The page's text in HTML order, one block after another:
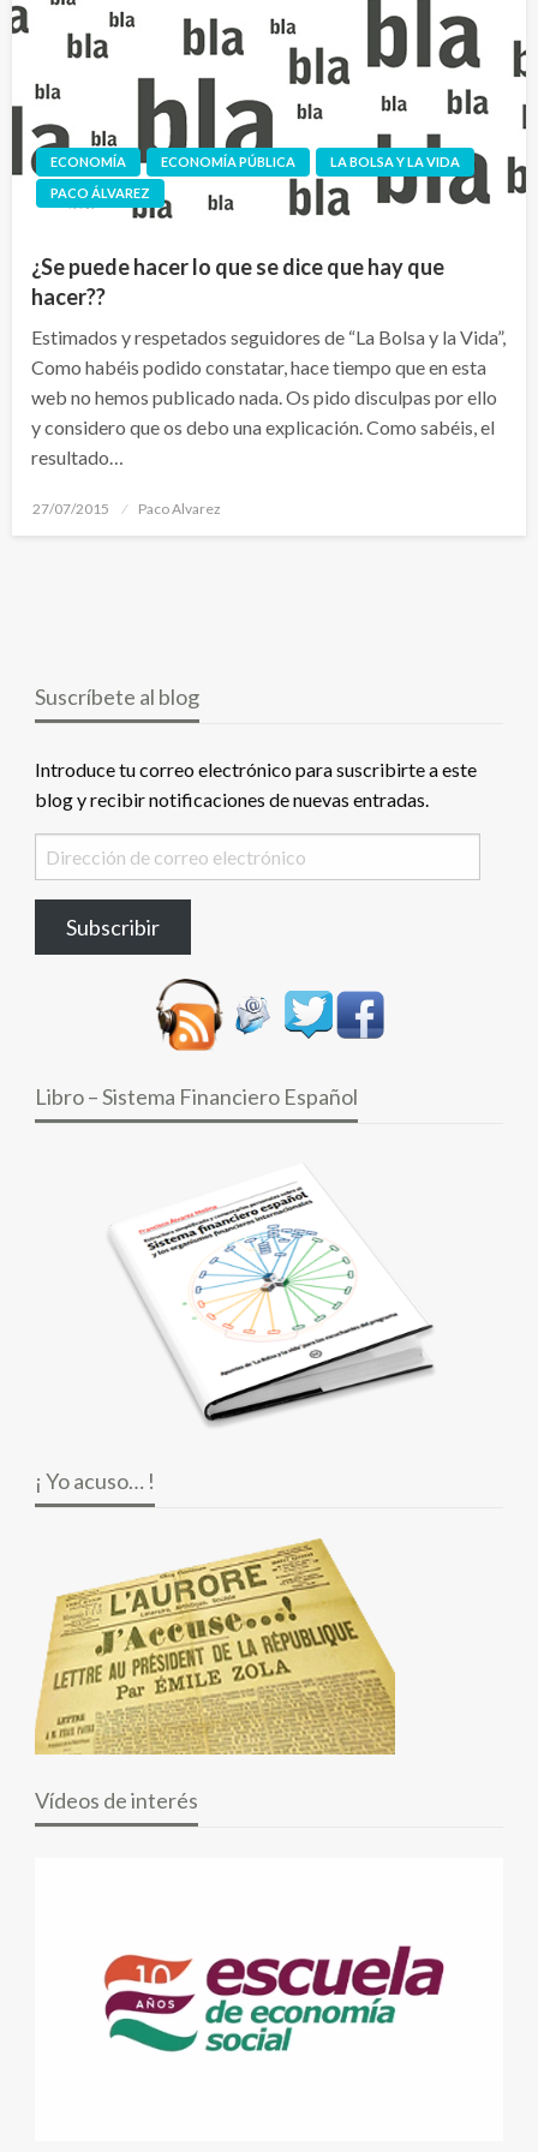
ECONOMÍA ECONOMÍA PÚBLICA
LA BOLSA Y LA VIDA
PACO ÁLVAREZ
¿Se puede hacer lo que se dice que hay que
hacer??
Estimados y respetados seguidores de “La Bolsa y la Vida”,
Como habéis podido constatar, hace tiempo que en esta
web no hemos publicado nada. Os pido disculpas por ello
y considero que os debo una explicación. Como sabéis, el
resultado…
Publicado
27/07/2015 Paco Alvarez
Suscríbete al blog
Introduce tu correo electrónico para suscribirte a este
blog y recibir notificaciones de nuevas entradas.
Dirección
de
electrónico
Subscribir
Libro – Sistema Financiero Español
¡ Yo acuso… !
Vídeos de interés